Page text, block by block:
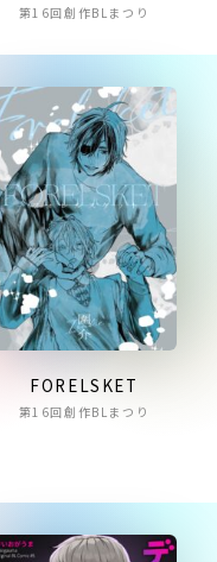
第16回創作BLまつり
FORELSKET
第16回創作BLまつり